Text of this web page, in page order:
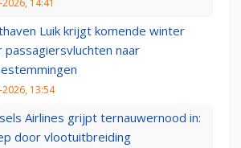
14:41
Luik krijgt komende winter
passagiersvluchten naar
2026, 13:54
Airlines grijpt ternauwernood in:
door vlootuitbreiding